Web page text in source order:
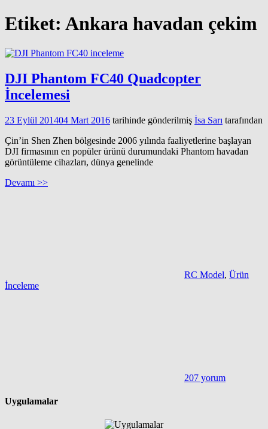
Etiket: Ankara havadan çekim
DJI Phantom FC40 Quadcopter
İncelemesi
23 Eylül 201404 Mart 2016 tarihinde gönderilmiş İsa Sarı tarafından
Çin’in Shen Zhen bölgesinde 2006 yılında faaliyetlerine başlayan
DJI firmasının en popüler ürünü durumundaki Phantom havadan
görüntüleme cihazları, dünya genelinde
Devamı >>
RC Model, Ürün
İnceleme
207 yorum
Uygulamalar